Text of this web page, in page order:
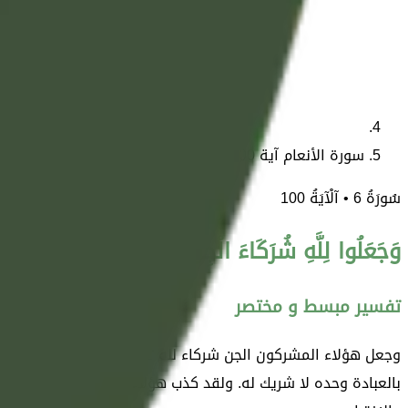
سورة الأنعام آية 100
سُورَةُ6• آلْآيَةُ100
وَجَعَلُوا لِلَّهِ شُرَكَاءَ الْجِنَّ وَخَلَقَهُمْ ۖ وَخَرَقُوا
تفسير مبسط و مختصر
وجعل هؤلاء المشركون الجن شركاء لله تعالى في العبادة؛
بالعبادة وحده لا شريك له. ولقد كذب هؤلاء المشركون على